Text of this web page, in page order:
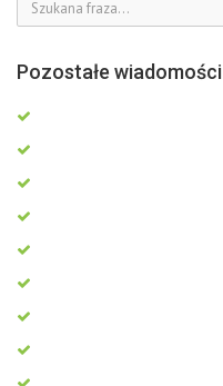
Pozostałe wiadomości